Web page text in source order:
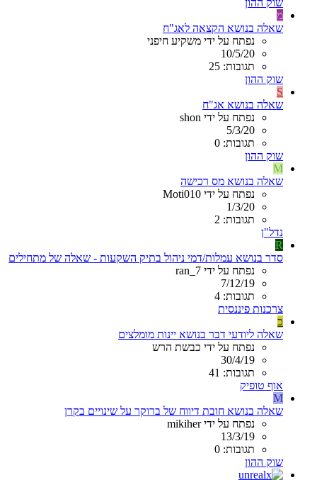
שוק ההון
מ
שאלה בנושא הקצאה לאג"ח
נפתח על ידי משקיע חיפני
10/5/20
תגובות: 25
שוק ההון
S
שאלה בנושא אג"ח
נפתח על ידי shon
5/3/20
תגובות: 0
שוק ההון
M
שאלה בנושא מס רכישה
נפתח על ידי Moti010
1/3/20
תגובות: 2
נדל"ן
R
סדר בנושא עמלות/דמי ניהול בתיק השקעות - שאלה של מתחילים
נפתח על ידי ran_7
7/12/19
תגובות: 4
צרכנות פיננסית
כ
שאלה ליודעי דבר בנושא יינות מומלצים
נפתח על ידי כבשת הרש
30/4/19
תגובות: 41
אוף טופיק
M
שאלה בנושא חובת דיווח של ברוקר על שינויים בקרן
נפתח על ידי mikiher
13/3/19
תגובות: 0
שוק ההון